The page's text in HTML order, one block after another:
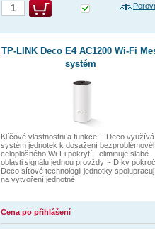
TP-LINK Deco E4 AC1200 Wi-Fi
systém
Klíčové vlastnostni a funkce: - Deco využívá
systém jednotek k dosažení
celoplošného Wi-Fi pokrytí - eliminuje slabé
oblasti signálu jednou provždy! - Díky
Deco síťové technologii jednotky
na vytvoření jednotné
Cena po přihlášení